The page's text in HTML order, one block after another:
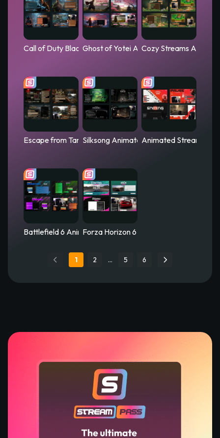
Call of Duty Black Ops 7 Animated Stream Overlay –
Ghost of Yotei Animated Stream
Cozy Streams
Escape from Tarkov Animated Stream Overlay - Hideout
Silksong Animated Stream Overlay –
Animated Stream
Battlefield 6 Animated Stream Overlay – Firevector
Forza Horizon 6 Animated Stream
1 2 … 5 6